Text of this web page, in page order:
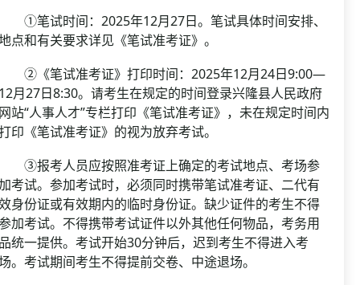
笔试时间：2025年12月27日。笔试具体时间安排、
点和有关要求详见《笔试准考证》。
《笔试准考证》打印时间：2025年12月24日9:00—
月27日8:30。请考生在规定的时间登录兴隆县人民政府
站“人事人才”专栏打印《笔试准考证》，未在规定时间内
印《笔试准考证》的视为放弃考试。
报考人员应按照准考证上确定的考试地点、考场参
考试。参加考试时，必须同时携带笔试准考证、二代有
身份证或有效期内的临时身份证。缺少证件的考生不得
加考试。不得携带考试证件以外其他任何物品，考务用
统一提供。考试开始30分钟后，迟到考生不得进入考
。考试期间考生不得提前交卷、中途退场。